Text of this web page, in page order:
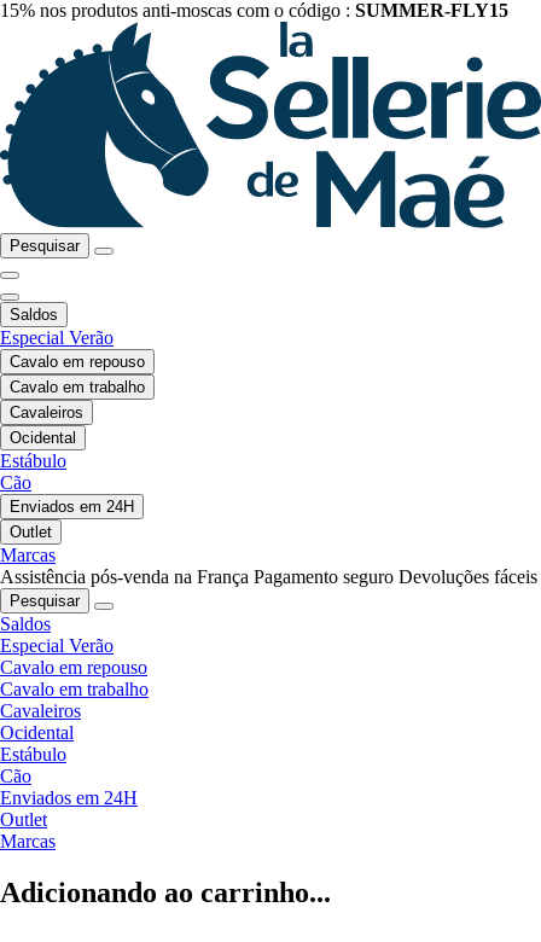
15% nos produtos anti-moscas com o código : SUMMER-FLY15
Pesquisar
Saldos
Especial Verão
Cavalo em repouso
Cavalo em trabalho
Cavaleiros
Ocidental
Estábulo
Cão
Enviados em 24H
Outlet
Marcas
Assistência pós-venda na França Pagamento seguro Devoluções fáceis
Pesquisar
Saldos
Especial Verão
Cavalo em repouso
Cavalo em trabalho
Cavaleiros
Ocidental
Estábulo
Cão
Enviados em 24H
Outlet
Marcas
Adicionando ao carrinho...